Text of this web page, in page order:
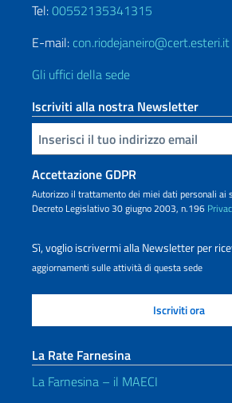
Tel:00552135341315
E-mail: con.riodejaneiro@cert.esteri.it
Gli uffici della sede
Iscriviti alla nostra Newsletter
Inserisci la tua email
Accettazione GDPR
Autorizzo il trattamento dei miei dati personali ai
Decreto Legislativo 30 giugno 2003, n.196
Sì, voglio iscrivermi alla Newsletter per
aggiornamenti sulle attività di questa sede
La Rate Farnesina
La Farnesina – il MAECI